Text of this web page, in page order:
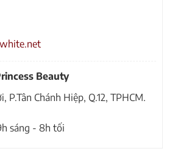
Beauty
Chánh Hiệp, Q.12, TPHCM.
sáng - 8h tối